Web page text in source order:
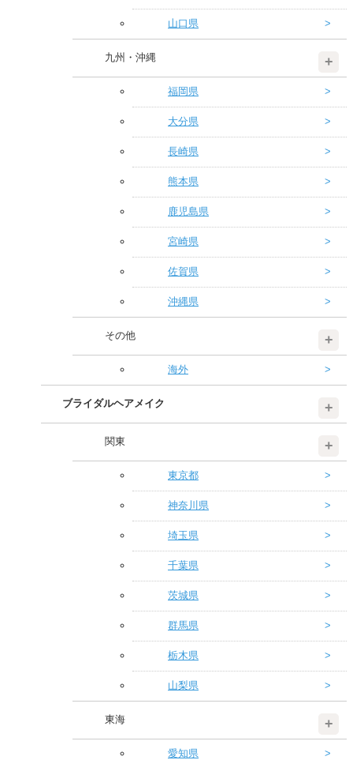
山口県
九州・沖縄
福岡県
大分県
長崎県
熊本県
鹿児島県
宮崎県
佐賀県
沖縄県
その他
海外
ブライダルヘアメイク
関東
東京都
神奈川県
埼玉県
千葉県
茨城県
群馬県
栃木県
山梨県
東海
愛知県